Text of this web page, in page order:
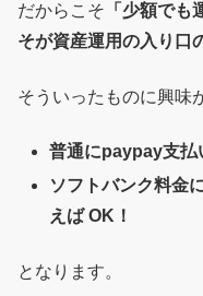
だからこそ 「少額で
そが資産運用の入り口
そういったものに興味
普通にpaypay支払
ソフトバンク料金
えば OK！
となります。